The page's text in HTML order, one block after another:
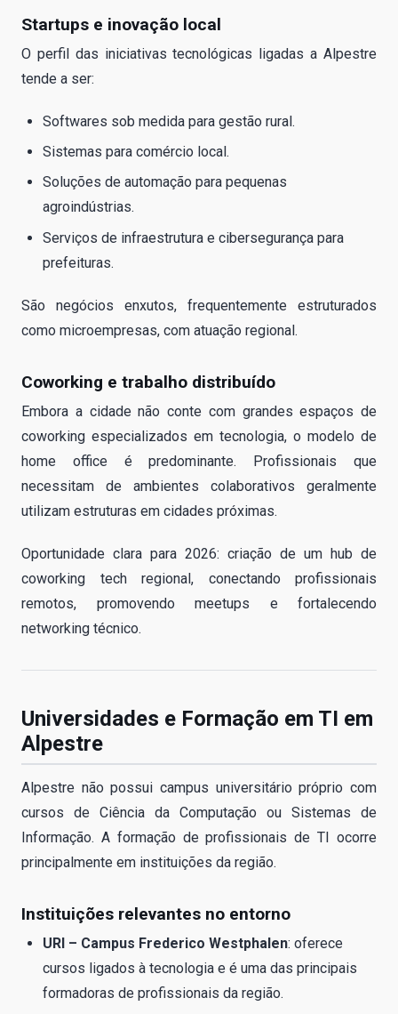
Startups e inovação local
O perfil das iniciativas tecnológicas ligadas a Alpestre
tende a ser:
Softwares sob medida para gestão rural.
Sistemas para comércio local.
Soluções de automação para pequenas
agroindústrias.
Serviços de infraestrutura e cibersegurança para
prefeituras.
São negócios enxutos, frequentemente estruturados
como microempresas, com atuação regional.
Coworking e trabalho distribuído
Embora a cidade não conte com grandes espaços de
coworking especializados em tecnologia, o modelo de
home office é predominante. Profissionais que
necessitam de ambientes colaborativos geralmente
utilizam estruturas em cidades próximas.
Oportunidade clara para 2026: criação de um hub de
coworking tech regional, conectando profissionais
remotos, promovendo meetups e fortalecendo
networking técnico.
Universidades e Formação em TI em
Alpestre
Alpestre não possui campus universitário próprio com
cursos de Ciência da Computação ou Sistemas de
Informação. A formação de profissionais de TI ocorre
principalmente em instituições da região.
Instituições relevantes no entorno
URI – Campus Frederico Westphalen: oferece
cursos ligados à tecnologia e é uma das principais
formadoras de profissionais da região.